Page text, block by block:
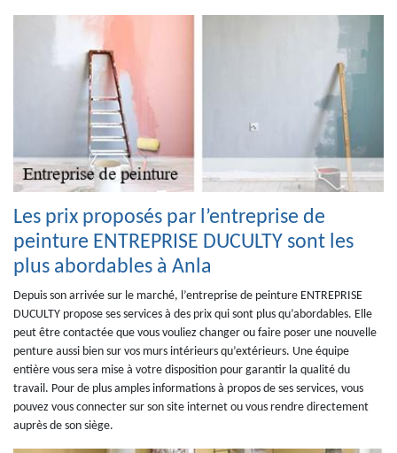
Les prix proposés par l’entreprise de
peinture ENTREPRISE DUCULTY sont les
plus abordables à Anla
Depuis son arrivée sur le marché, l’entreprise de peinture ENTREPRISE
DUCULTY propose ses services à des prix qui sont plus qu’abordables. Elle
peut être contactée que vous vouliez changer ou faire poser une nouvelle
penture aussi bien sur vos murs intérieurs qu’extérieurs. Une équipe
entière vous sera mise à votre disposition pour garantir la qualité du
travail. Pour de plus amples informations à propos de ses services, vous
pouvez vous connecter sur son site internet ou vous rendre directement
auprès de son siège.